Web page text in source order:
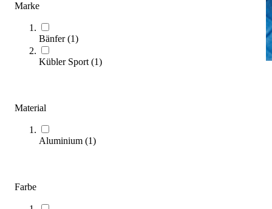
Marke
Bänfer(1)
Kübler Sport (1)
Material
Aluminium (1)
Farbe
Artikel)
Entdecken Sie, wie Sie mit der richtigen Aufhängevorrichtung
Zum Ratgeber